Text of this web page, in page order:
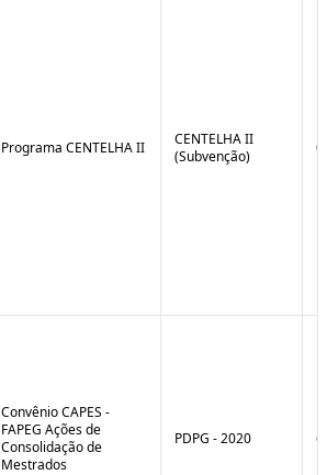
Programa CENTELHA II
CENTELHA II
(Subvenção)
Convênio CAPES -
FAPEG Ações de
Consolidação de
Mestrados
PDPG - 2020